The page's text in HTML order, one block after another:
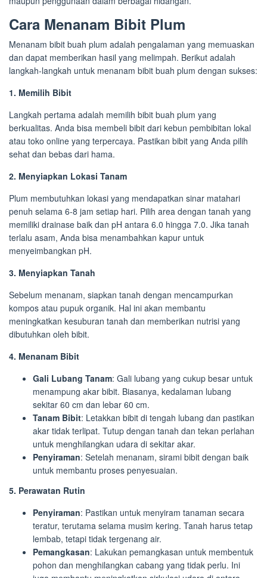
Cara Menanam Bibit Plum
Menanam bibit buah plum adalah pengalaman yang memuaskan
dan dapat memberikan hasil yang melimpah. Berikut adalah
langkah-langkah untuk menanam bibit buah plum dengan sukses:
1. Memilih Bibit
Langkah pertama adalah memilih bibit buah plum yang
berkualitas. Anda bisa membeli bibit dari kebun pembibitan lokal
atau toko online yang terpercaya. Pastikan bibit yang Anda pilih
sehat dan bebas dari hama.
2. Menyiapkan Lokasi Tanam
Plum membutuhkan lokasi yang mendapatkan sinar matahari
penuh selama 6-8 jam setiap hari. Pilih area dengan tanah yang
memiliki drainase baik dan pH antara 6.0 hingga 7.0. Jika tanah
terlalu asam, Anda bisa menambahkan kapur untuk
menyeimbangkan pH.
3. Menyiapkan Tanah
Sebelum menanam, siapkan tanah dengan mencampurkan
kompos atau pupuk organik. Hal ini akan membantu
meningkatkan kesuburan tanah dan memberikan nutrisi yang
dibutuhkan oleh bibit.
4. Menanam Bibit
Gali Lubang Tanam: Gali lubang yang cukup besar untuk
menampung akar bibit. Biasanya, kedalaman lubang
sekitar 60 cm dan lebar 60 cm.
Tanam Bibit: Letakkan bibit di tengah lubang dan pastikan
akar tidak terlipat. Tutup dengan tanah dan tekan perlahan
untuk menghilangkan udara di sekitar akar.
Penyiraman: Setelah menanam, sirami bibit dengan baik
untuk membantu proses penyesuaian.
5. Perawatan Rutin
Penyiraman: Pastikan untuk menyiram tanaman secara
teratur, terutama selama musim kering. Tanah harus tetap
lembab, tetapi tidak tergenang air.
Pemangkasan: Lakukan pemangkasan untuk membentuk
pohon dan menghilangkan cabang yang tidak perlu. Ini